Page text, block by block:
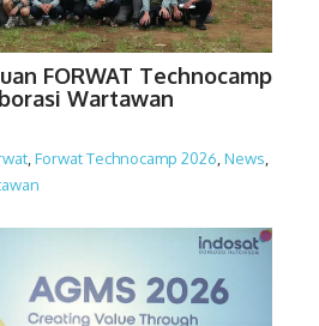
FORWAT Technocamp
Wartawan
,Forwat Technocamp 2026,News,